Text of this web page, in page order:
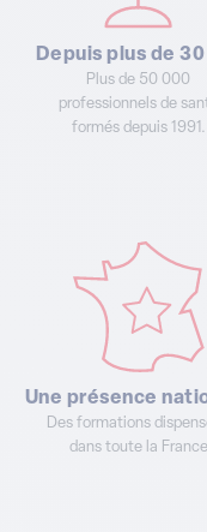
Depuis plus de 30
Plus de 50 000
professionnels de
formés depuis 1991.
Une présence
Des formations
dans toute la France